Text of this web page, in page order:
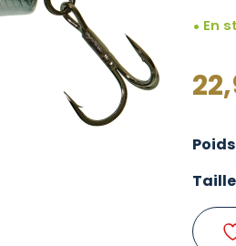
En